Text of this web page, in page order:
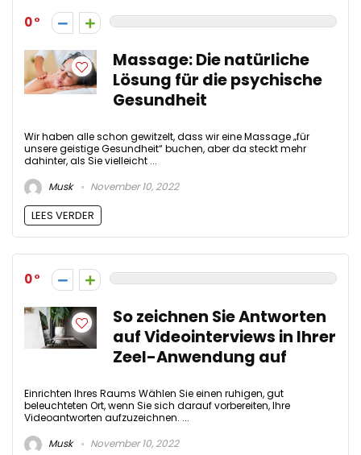
0
Massage: Die natürliche
Lösung für die psychische
Gesundheit
Wir haben alle schon gewitzelt, dass wir eine Massage „für
unsere geistige Gesundheit“ buchen, aber da steckt mehr
dahinter, als Sie vielleicht ...
Musk
November 10, 2022
LEES VERDER
0
So zeichnen Sie Antworten
auf Videointerviews in Ihrer
Zeel-Anwendung auf
Einrichten Ihres Raums Wählen Sie einen ruhigen, gut
beleuchteten Ort, wenn Sie sich darauf vorbereiten, Ihre
Videoantworten aufzuzeichnen. ...
Musk
November 10, 2022